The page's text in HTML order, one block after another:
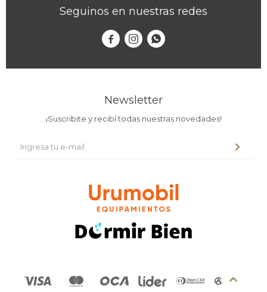
Seguinos en nuestras redes
  
Newsletter
¡Suscribite y recibí todas nuestras novedades!